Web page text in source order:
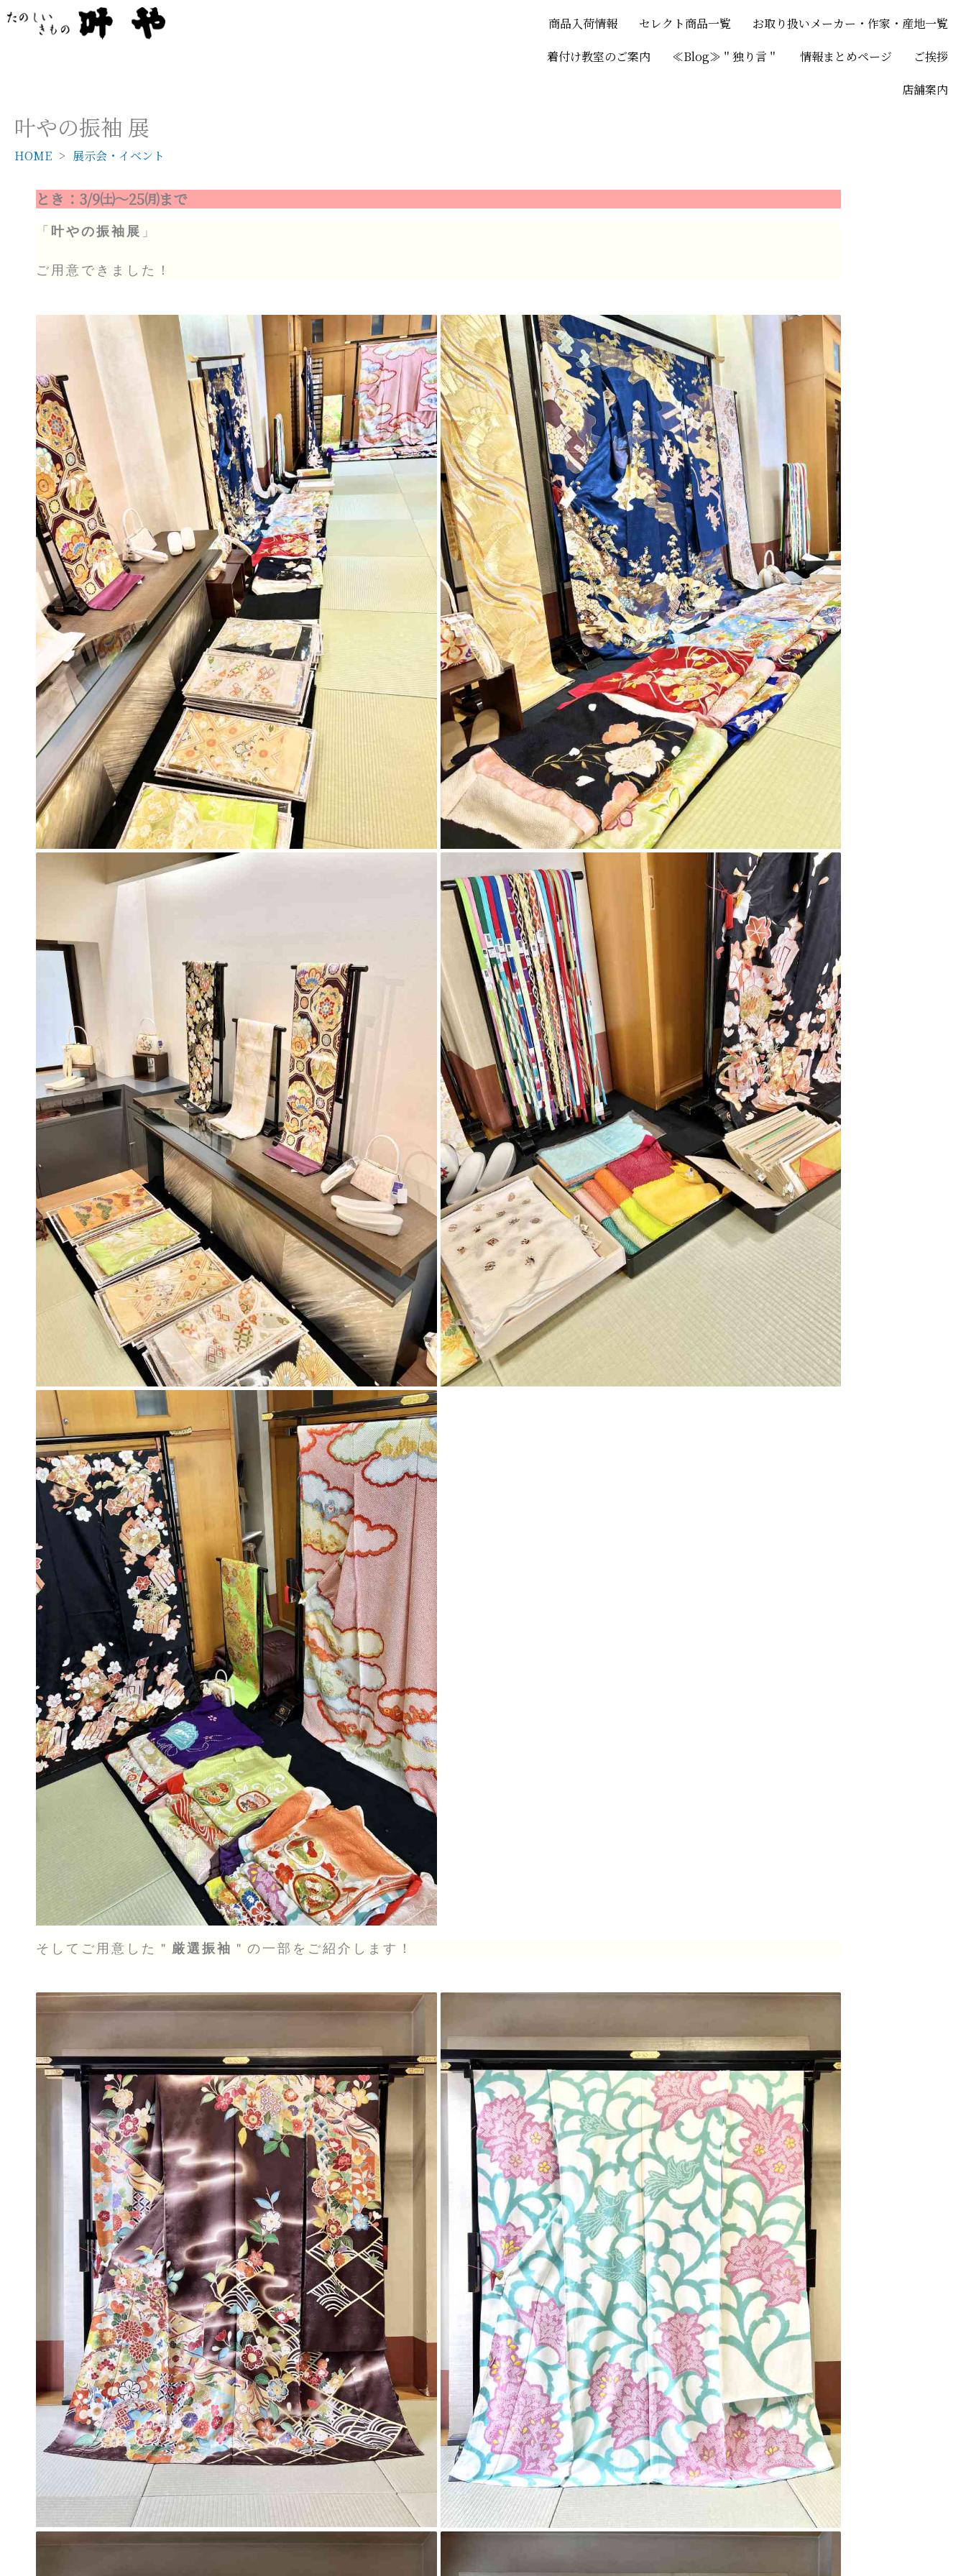
内
容
商品入荷情報 セレクト商品一覧
お取り扱いメーカー・作家・産地一覧
着付け教室のご案内
≪Blog≫＂独り言＂ 情報まとめページ
ご挨拶
店舗案内
叶やの振袖 展
HOME 展示会・イベント
とき：3/9㈯～25㈪まで
「 叶やの振袖展 」
ご用意できました！
そしてご用意した＂ 厳選振袖 ＂の一部をご紹介します！